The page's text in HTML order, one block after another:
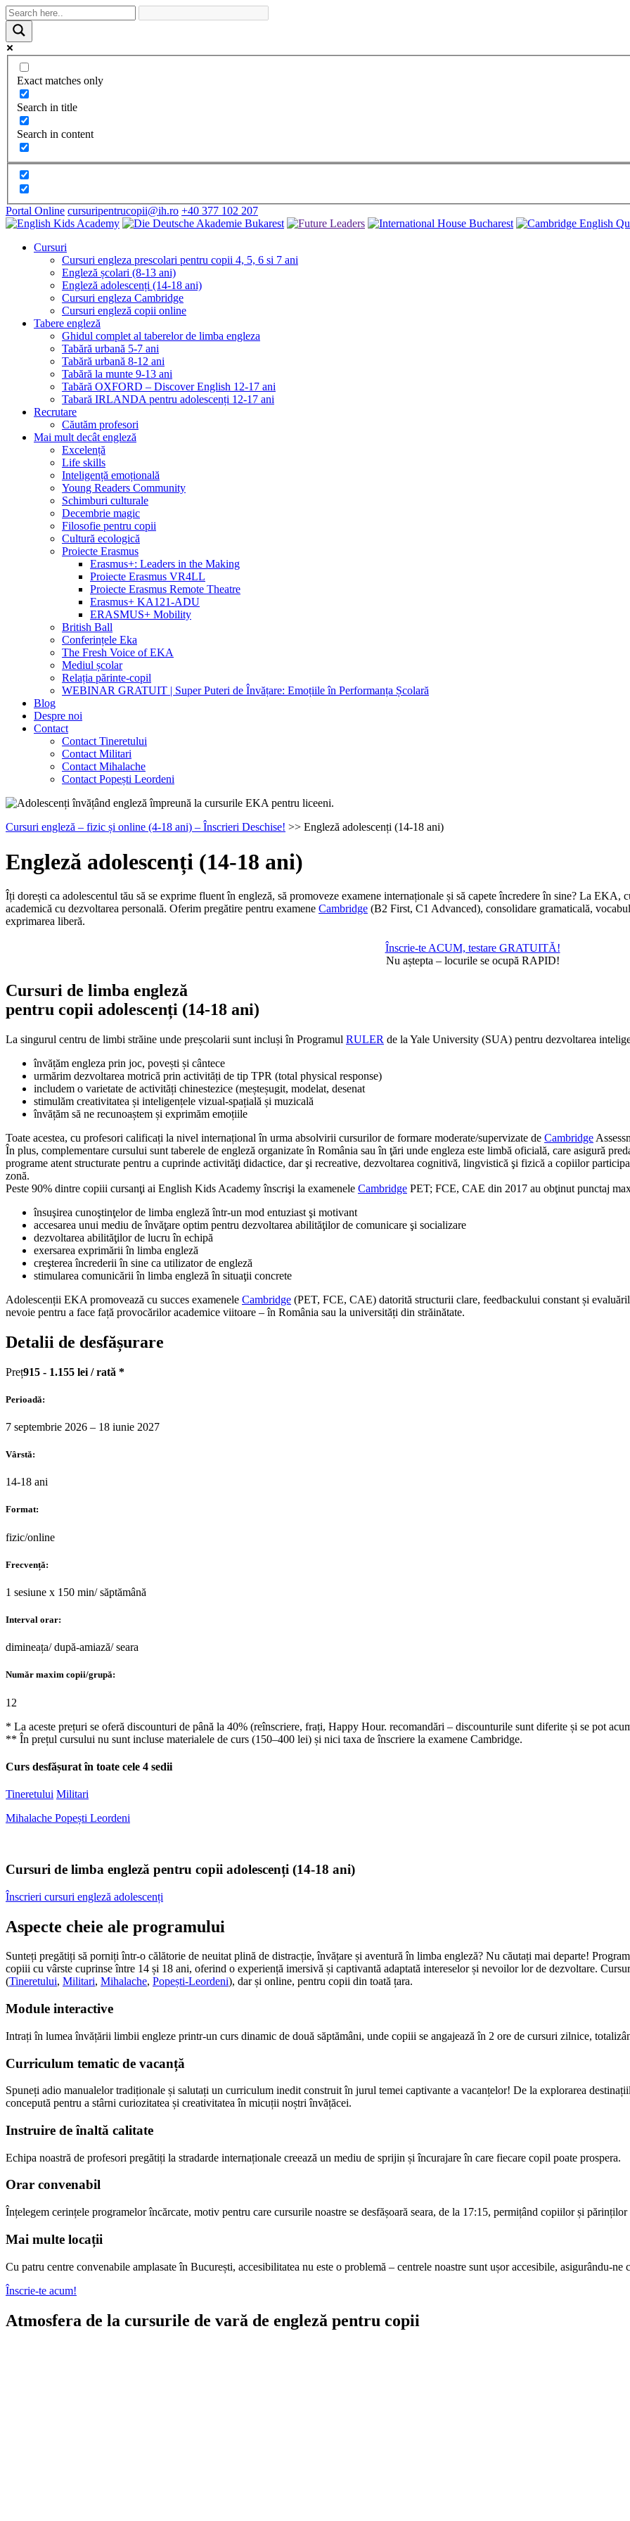
Exact matches only
Search in title
Search in content
Portal Online cursuripentrucopii@ih.ro +40 377 102 207
Cursuri
Cursuri engleza prescolari pentru copii 4, 5, 6 si 7 ani
Engleză școlari (8-13 ani)
Engleză adolescenți (14-18 ani)
Cursuri engleza Cambridge
Cursuri engleză copii online
Tabere engleză
Ghidul complet al taberelor de limba engleza
Tabără urbană 5-7 ani
Tabără urbană 8-12 ani
Tabără la munte 9-13 ani
Tabără OXFORD – Discover English 12-17 ani
Tabară IRLANDA pentru adolescenți 12-17 ani
Recrutare
Căutăm profesori
Mai mult decât engleză
Excelență
Life skills
Inteligență emoțională
Young Readers Community
Schimburi culturale
Decembrie magic
Filosofie pentru copii
Cultură ecologică
Proiecte Erasmus
Erasmus+: Leaders in the Making
Proiecte Erasmus VR4LL
Proiecte Erasmus Remote Theatre
Erasmus+ KA121-ADU
ERASMUS+ Mobility
British Ball
Conferințele Eka
The Fresh Voice of EKA
Mediul școlar
Relația părinte-copil
WEBINAR GRATUIT | Super Puteri de Învățare: Emoțiile în Performanța Școlară
Blog
Despre noi
Contact
Contact Tineretului
Contact Militari
Contact Mihalache
Contact Popești Leordeni
Cursuri engleză – fizic și online (4-18 ani) – Înscrieri Deschise! >> Engleză adolescenți (14-18 ani)
Engleză adolescenți (14-18 ani)
Îți dorești ca adolescentul tău să se exprime fluent în engleză, să promoveze examene internaționale și să capete încredere în sine? La
academică cu dezvoltarea personală. Oferim pregătire pentru examene Cambridge (B2 First, C1 Advanced), consolidare gramaticală,
exprimarea liberă.
Înscrie-te ACUM, testare GRATUITĂ!
Nu aștepta – locurile se ocupă RAPID!
Cursuri de limba engleză
pentru copii adolescenți (14-18 ani)
La singurul centru de limbi străine unde preșcolarii sunt incluși în Programul RULER de la Yale University (SUA) pentru dezvoltarea
învățăm engleza prin joc, povești și cântece
urmărim dezvoltarea motrică prin activități de tip TPR (total physical response)
includem o varietate de activități chinestezice (meșteșugit, modelat, desenat
stimulăm creativitatea și inteligențele vizual-spațială și muzicală
învățăm să ne recunoaștem și exprimăm emoțiile
Toate acestea, cu profesori calificați la nivel internațional în urma absolvirii cursurilor de formare moderate/supervizate de Cambridge
În plus, complementare cursului sunt taberele de engleză organizate în România sau în ţări unde engleza este limbă oficială, care asigură
programe atent structurate pentru a cuprinde activităţi didactice, dar şi recreative, dezvoltarea cognitivă, lingvistică şi fizică a copiilor
zonă.
Peste 90% dintre copiii cursanţi ai English Kids Academy înscrişi la examenele Cambridge PET; FCE, CAE din 2017 au obţinut punctaj
însuşirea cunoştinţelor de limba engleză într-un mod entuziast şi motivant
accesarea unui mediu de învăţare optim pentru dezvoltarea abilităţilor de comunicare şi socializare
dezvoltarea abilităţilor de lucru în echipă
exersarea exprimării în limba engleză
creşterea încrederii în sine ca utilizator de engleză
stimularea comunicării în limba engleză în situaţii concrete
Adolescenții EKA promovează cu succes examenele Cambridge (PET, FCE, CAE) datorită structurii clare, feedbackului constant și
nevoie pentru a face față provocărilor academice viitoare – în România sau la universități din străinătate.
Detalii de desfășurare
Preț915 - 1.155 lei / rată *
Perioadă:
7 septembrie 2026 – 18 iunie 2027
Vârstă:
14-18 ani
Format:
fizic/online
Frecvență:
1 sesiune x 150 min/ săptămână
Interval orar:
dimineața/ după-amiază/ seara
Număr maxim copii/grupă:
12
* La aceste prețuri se oferă discounturi de până la 40% (reînscriere, frați, Happy Hour. recomandări – discounturile sunt diferite și se pot
** În prețul cursului nu sunt incluse materialele de curs (150–400 lei) și nici taxa de înscriere la examene Cambridge.
Curs desfășurat în toate cele 4 sedii
Tineretului Militari
Mihalache Popești Leordeni
Cursuri de limba engleză pentru copii adolescenți (14-18 ani)
Înscrieri cursuri engleză adolescenți
Aspecte cheie ale programului
Sunteți pregătiți să porniți într-o călătorie de neuitat plină de distracție, învățare și aventură în limba engleză? Nu căutați mai departe!
copiii cu vârste cuprinse între 14 și 18 ani, oferind o experiență imersivă și captivantă adaptată intereselor și nevoilor lor de dezvoltare.
(Tineretului, Militari, Mihalache, Popești-Leordeni), dar și online, pentru copii din toată țara.
Module interactive
Intrați în lumea învățării limbii engleze printr-un curs dinamic de două săptămâni, unde copiii se angajează în 2 ore de cursuri zilnice,
Curriculum tematic de vacanță
Spuneți adio manualelor tradiționale și salutați un curriculum inedit construit în jurul temei captivante a vacanțelor! De la explorarea
concepută pentru a stârni curiozitatea și creativitatea în micuții noștri învățăcei.
Instruire de înaltă calitate
Echipa noastră de profesori pregătiți la stradarde internaționale creează un mediu de sprijin și încurajare în care fiecare copil poate prospera.
Orar convenabil
Înțelegem cerințele programelor încărcate, motiv pentru care cursurile noastre se desfășoară seara, de la 17:15, permițând copiilor și
Mai multe locații
Cu patru centre convenabile amplasate în București, accesibilitatea nu este o problemă – centrele noastre sunt ușor accesibile, asigurându-
Înscrie-te acum!
Atmosfera de la cursurile de vară de engleză pentru copii